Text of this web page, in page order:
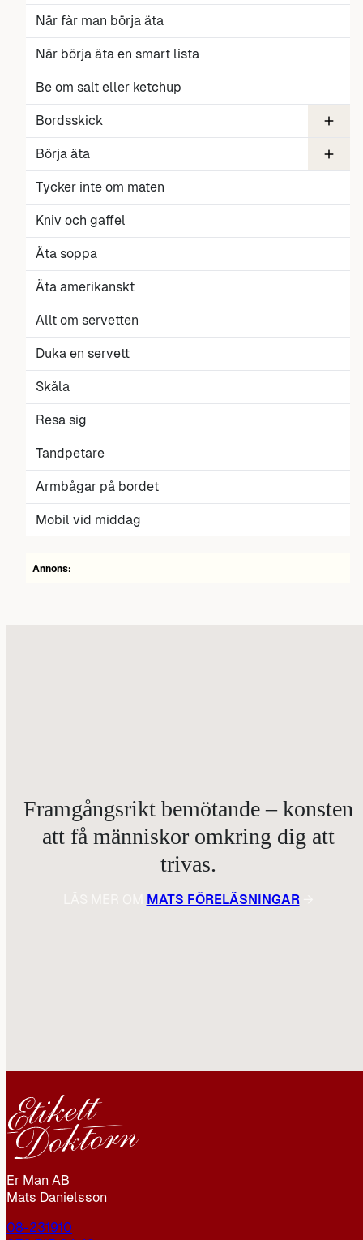
När får man börja äta
När börja äta en smart lista
Be om salt eller ketchup
Bordsskick
Middag och toalettbesök
Gaffel i höger hand
Till bords
Börja äta
Salt och peppar vid middag
Tycker inte om maten
Kniv och gaffel
Äta soppa
Äta amerikanskt
Allt om servetten
Duka en servett
Skåla
Resa sig
Tandpetare
Armbågar på bordet
Mobil vid middag
Annons:
Framgångsrikt bemötande – konsten
att få människor omkring dig att
trivas.
MATS FÖRELÄSNINGAR→
Er Man AB
Mats Danielsson
08-231910